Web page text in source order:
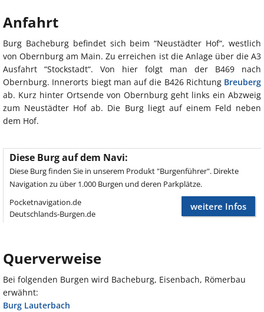
Anfahrt
Burg Bacheburg befindet sich beim “Neustädter Hof“, westlich
von Obernburg am Main. Zu erreichen ist die Anlage über die A3
Ausfahrt “Stockstadt“. Von hier folgt man der B469 nach
Obernburg. Innerorts biegt man auf die B426 Richtung Breuberg
ab. Kurz hinter Ortsende von Obernburg geht links ein Abzweig
zum Neustädter Hof ab. Die Burg liegt auf einem Feld neben
dem Hof.
Diese Burg auf dem Navi:
Diese Burg finden Sie in unserem Produkt "Burgenführer". Direkte
Navigation zu über 1.000 Burgen und deren Parkplätze.
Pocketnavigation.de
Deutschlands-Burgen.de
weitere Infos
Querverweise
Bei folgenden Burgen wird Bacheburg, Eisenbach, Römerbau
erwähnt:
Burg Lauterbach